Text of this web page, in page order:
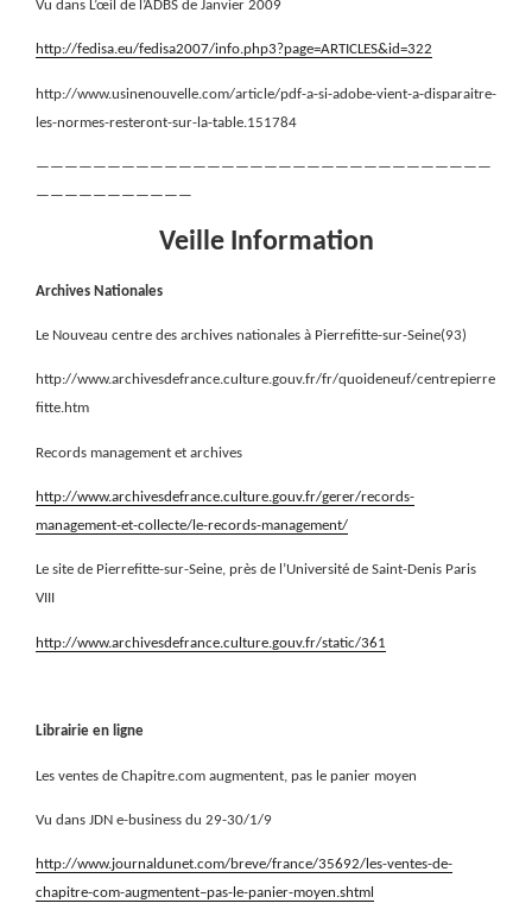
Vu dans L’œil de l’ADBS de Janvier 2009
http://fedisa.eu/fedisa2007/info.php3?page=ARTICLES&id=322
http://www.usinenouvelle.com/article/pdf-a-si-adobe-vient-a-disparaitre-
les-normes-resteront-sur-la-table.151784
————————————————————————————————
———————————
Veille Information
Archives Nationales
Le Nouveau centre des archives nationales à Pierrefitte-sur-Seine(93)
http://www.archivesdefrance.culture.gouv.fr/fr/quoideneuf/centrepierre
fitte.htm
Records management et archives
http://www.archivesdefrance.culture.gouv.fr/gerer/records-
management-et-collecte/le-records-management/
Le site de Pierrefitte-sur-Seine, près de l’Université de Saint-Denis Paris
VIII
http://www.archivesdefrance.culture.gouv.fr/static/361
Librairie en ligne
Les ventes de Chapitre.com augmentent, pas le panier moyen
Vu dans JDN e-business du 29-30/1/9
http://www.journaldunet.com/breve/france/35692/les-ventes-de-
chapitre-com-augmentent–pas-le-panier-moyen.shtml